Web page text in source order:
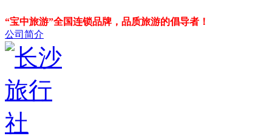
“宝中旅游”全国连锁品牌，品质旅游的倡导者！
公司简介